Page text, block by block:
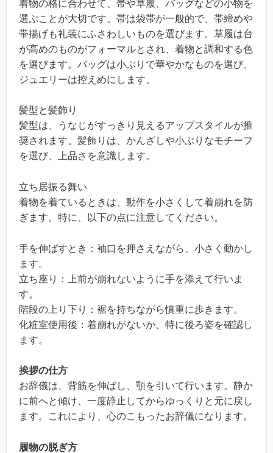
着物の格に合わせて、帯や草履、バッグなどの小物を
選ぶことが大切です。帯は袋帯が一般的で、帯締めや
帯揚げも礼装にふさわしいものを選びます。草履は台
が高めのものがフォーマルとされ、着物と調和する色
を選びます。バッグは小ぶりで華やかなものを選び、
ジュエリーは控えめにします。
髪型と髪飾り
髪型は、うなじがすっきり見えるアップスタイルが推
奨されます。髪飾りは、かんざしや小ぶりなモチーフ
を選び、上品さを意識します。
立ち居振る舞い
着物を着ているときは、動作を小さくして着崩れを防
ぎます。特に、以下の点に注意してください。
手を伸ばすとき：袖口を押さえながら、小さく動かし
ます。
立ち座り：上前が崩れないように手を添えて行いま
す。
階段の上り下り：裾を持ちながら慎重に歩きます。
化粧室使用後：着崩れがないか、特に後ろ姿を確認し
ます。
挨拶の仕方
お辞儀は、背筋を伸ばし、顎を引いて行います。静か
に前へと傾け、一度静止してからゆっくりと元に戻し
ます。これにより、心のこもったお辞儀になります。
履物の脱ぎ方